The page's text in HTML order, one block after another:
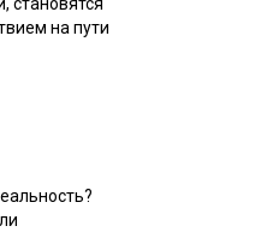
на пути